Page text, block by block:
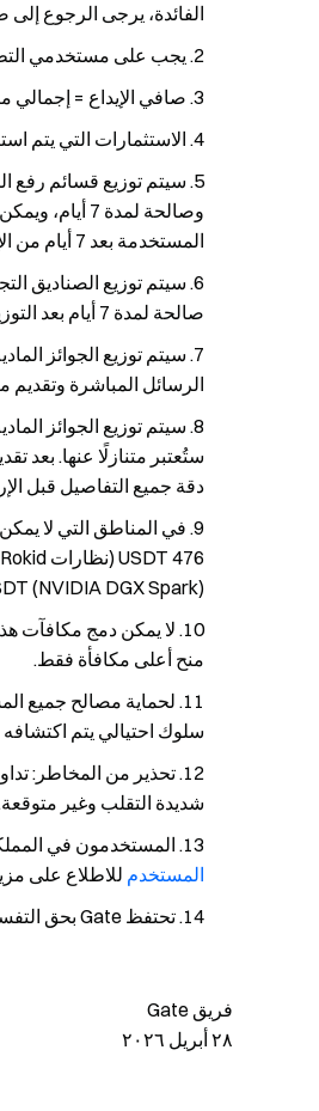
الفائدة، يرجى الرجوع
يجب على مستخدمي التطبيق
صافي الإيداع = إجمالي
الاستثمارات التي يتم
المستخدمة بعد 7 أيام من الإصدار.
صالحة لمدة 7 أيام بعد التوزيع وستنتهي صلاحيتها تلقائيًا إذا لم تُستخدم.
الرسائل المباشرة
سيتم توزيع الجوائز
دقة جميع التفاصيل قبل
(NVIDIA DGX Spark).
لا يمكن دمج مكافآت
منح أعلى مكافأة فقط.
لحماية مصالح جميع
سلوك احتيالي يتم
تحذير من المخاطر:
شديدة التقلب وغير
المستخدمون في
المستخدم للاطلاع على
تحتفظ Gate بحق التفسير النهائي لهذا الحدث.
فريق Gate
٢٨ أبريل ٢٠٢٦